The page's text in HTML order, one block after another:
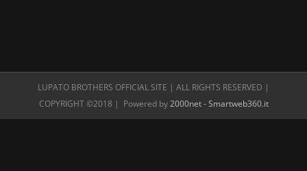
LUPATO BROTHERS OFFICIAL SITE | ALL RIGHTS RESERVED |
COPYRIGHT ©2018 | Powered by2000net - Smartweb360.it